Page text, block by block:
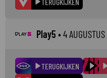
Play5 •4 AUGUSTUS
TERUGKIJKEN